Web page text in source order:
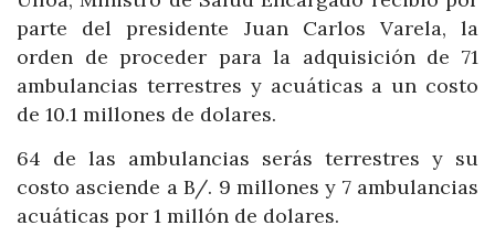
parte del presidente Juan Carlos Varela, la
orden de proceder para la adquisición de 71
ambulancias terrestres y acuáticas a un costo
de 10.1 millones de dolares.
64 de las ambulancias serás terrestres y su
costo asciende a B/. 9 millones y 7 ambulancias
acuáticas por 1 millón de dolares.